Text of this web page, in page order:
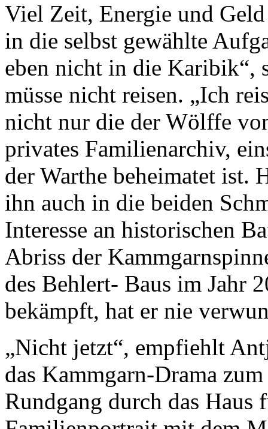
Viel Zeit, Energie und
in die selbst gewählte
eben nicht in die Karibik“,
müsse nicht reisen. „Ich
nicht nur die der Wölffe
privates Familienarchiv,
der Warthe beheimatet ist.
ihn auch in die beiden
Interesse an historischen
Abriss der
des Behlert- Baus im Jahr
bekämpft, hat er nie
„Nicht jetzt“, empfiehlt
das Kammgarn-Drama
Rundgang durch das Haus